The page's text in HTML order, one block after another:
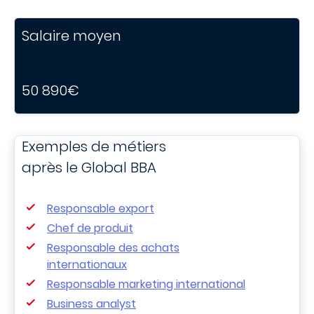
Salaire moyen
50 890€
Exemples de métiers
après le Global BBA
Responsable export
Chef de produit
Responsable des achats
internationaux
Responsable marketing international
Business analyst